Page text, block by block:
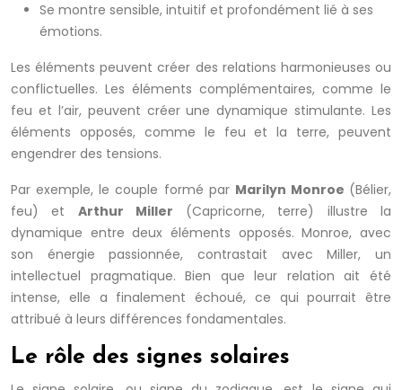
Se montre sensible, intuitif et profondément lié à ses
émotions.
Les éléments peuvent créer des relations harmonieuses ou
conflictuelles. Les éléments complémentaires, comme le
feu et l’air, peuvent créer une dynamique stimulante. Les
éléments opposés, comme le feu et la terre, peuvent
engendrer des tensions.
Par exemple, le couple formé par Marilyn Monroe (Bélier,
feu) et Arthur Miller (Capricorne, terre) illustre la
dynamique entre deux éléments opposés. Monroe, avec
son énergie passionnée, contrastait avec Miller, un
intellectuel pragmatique. Bien que leur relation ait été
intense, elle a finalement échoué, ce qui pourrait être
attribué à leurs différences fondamentales.
Le rôle des signes solaires